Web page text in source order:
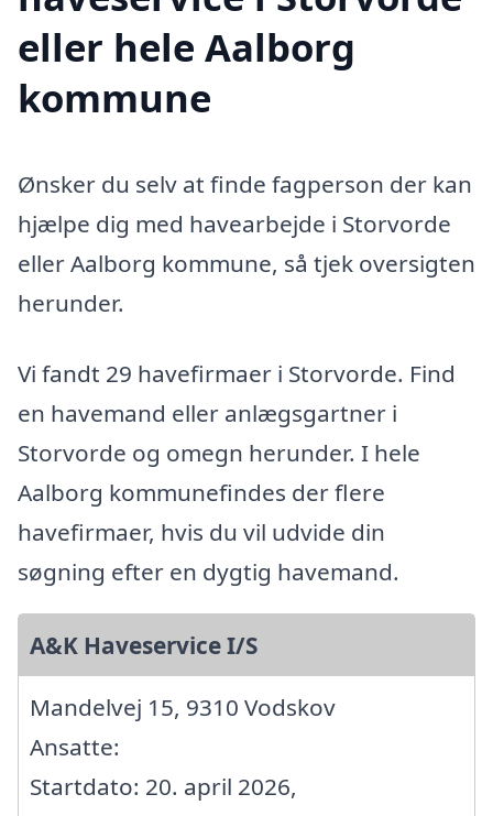
eller hele Aalborg
kommune
Ønsker du selv at finde fagperson der kan
hjælpe dig med havearbejde i Storvorde
eller Aalborg kommune, så tjek oversigten
herunder.
Vi fandt 29 havefirmaer i Storvorde. Find
en havemand eller anlægsgartner i
Storvorde og omegn herunder. I hele
Aalborg kommunefindes der flere
havefirmaer, hvis du vil udvide din
søgning efter en dygtig havemand.
A&K Haveservice I/S
Mandelvej 15, 9310 Vodskov
Ansatte:
Startdato: 20. april 2026,